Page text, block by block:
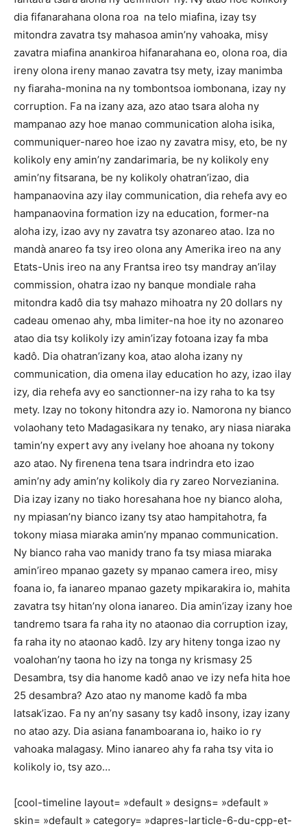
dia fifanarahana olona roa na telo miafina, izay tsy
mitondra zavatra tsy mahasoa amin’ny vahoaka, misy
zavatra miafina anankiroa hifanarahana eo, olona roa, dia
ireny olona ireny manao zavatra tsy mety, izay manimba
ny fiaraha-monina na ny tombontsoa iombonana, izay ny
corruption. Fa na izany aza, azo atao tsara aloha ny
mampanao azy hoe manao communication aloha isika,
communiquer-nareo hoe izao ny zavatra misy, eto, be ny
kolikoly eny amin’ny zandarimaria, be ny kolikoly eny
amin’ny fitsarana, be ny kolikoly ohatran’izao, dia
hampanaovina azy ilay communication, dia rehefa avy eo
hampanaovina formation izy na education, former-na
aloha izy, izao avy ny zavatra tsy azonareo atao. Iza no
mandà anareo fa tsy ireo olona any Amerika ireo na any
Etats-Unis ireo na any Frantsa ireo tsy mandray an’ilay
commission, ohatra izao ny banque mondiale raha
mitondra kadô dia tsy mahazo mihoatra ny 20 dollars ny
cadeau omenao ahy, mba limiter-na hoe ity no azonareo
atao dia tsy kolikoly izy amin’izay fotoana izay fa mba
kadô. Dia ohatran’izany koa, atao aloha izany ny
communication, dia omena ilay education ho azy, izao ilay
izy, dia rehefa avy eo sanctionner-na izy raha to ka tsy
mety. Izay no tokony hitondra azy io. Namorona ny bianco
volaohany teto Madagasikara ny tenako, ary niasa niaraka
tamin’ny expert avy any ivelany hoe ahoana ny tokony
azo atao. Ny firenena tena tsara indrindra eto izao
amin’ny ady amin’ny kolikoly dia ry zareo Norvezianina.
Dia izay izany no tiako horesahana hoe ny bianco aloha,
ny mpiasan’ny bianco izany tsy atao hampitahotra, fa
tokony miasa miaraka amin’ny mpanao communication.
Ny bianco raha vao manidy trano fa tsy miasa miaraka
amin’ireo mpanao gazety sy mpanao camera ireo, misy
foana io, fa ianareo mpanao gazety mpikarakira io, mahita
zavatra tsy hitan’ny olona ianareo. Dia amin’izay izany hoe
tandremo tsara fa raha ity no ataonao dia corruption izay,
fa raha ity no ataonao kadô. Izy ary hiteny tonga izao ny
voalohan’ny taona ho izy na tonga ny krismasy 25
Desambra, tsy dia hanome kadô anao ve izy nefa hita hoe
25 desambra? Azo atao ny manome kadô fa mba
latsak’izao. Fa ny an’ny sasany tsy kadô insony, izay izany
no atao azy. Dia asiana fanamboarana io, haiko io ry
vahoaka malagasy. Mino ianareo ahy fa raha tsy vita io
kolikoly io, tsy azo…
[cool-timeline layout= »default » designs= »default »
skin= »default » category= »dapres-larticle-6-du-cpp-et-